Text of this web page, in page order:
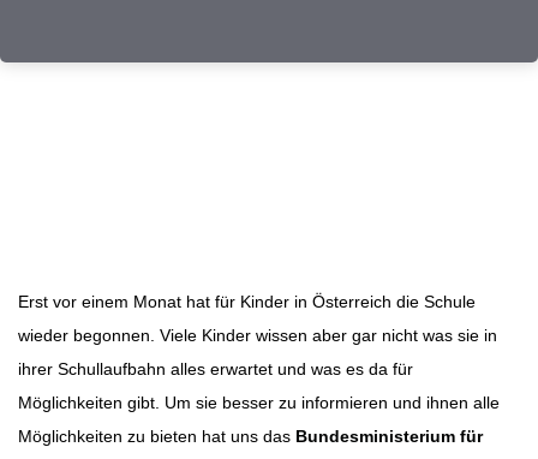
Erst vor einem Monat hat für Kinder in Österreich die Schule
wieder begonnen. Viele Kinder wissen aber gar nicht was sie in
ihrer Schullaufbahn alles erwartet und was es da für
Möglichkeiten gibt. Um sie besser zu informieren und ihnen alle
Möglichkeiten zu bieten hat uns das Bundesministerium für